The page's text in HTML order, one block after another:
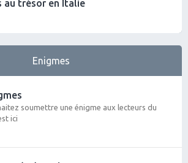
au trésor en Italie
Enigmes
soumettre une énigme aux lecteurs du
ici